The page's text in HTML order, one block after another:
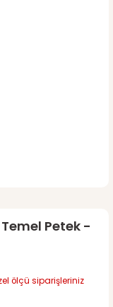
Temel Petek -
ölçü siparişleriniz